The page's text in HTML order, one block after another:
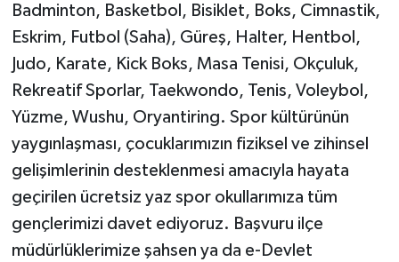
Badminton, Basketbol, Bisiklet, Boks, Cimnastik,
Eskrim, Futbol (Saha), Güreş, Halter, Hentbol,
Judo, Karate, Kick Boks, Masa Tenisi, Okçuluk,
Rekreatif Sporlar, Taekwondo, Tenis, Voleybol,
Yüzme, Wushu, Oryantiring. Spor kültürünün
yaygınlaşması, çocuklarımızın fiziksel ve zihinsel
gelişimlerinin desteklenmesi amacıyla hayata
geçirilen ücretsiz yaz spor okullarımıza tüm
gençlerimizi davet ediyoruz. Başvuru ilçe
müdürlüklerimize şahsen ya da e-Devlet